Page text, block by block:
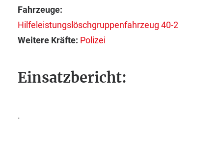
Fahrzeuge:
Hilfeleistungslöschgruppenfahrzeug 40-2
Weitere Kräfte: Polizei
Einsatzbericht:
.